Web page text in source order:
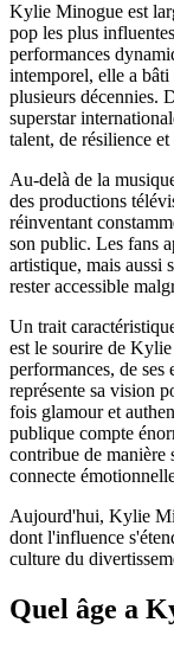
Kylie Minogue est
pop les plus
performances
intemporel, elle a bâti
plusieurs décennies.
superstar
talent, de résilience
Au-delà de la
des productions
réinventant
son public. Les fans
artistique, mais aussi
rester accessible
Un trait
est le sourire de
performances, de ses
représente sa vision
fois glamour et
publique compte
contribue de
connecte
Aujourd'hui, Kylie
dont l'influence
culture du
Quel âge a